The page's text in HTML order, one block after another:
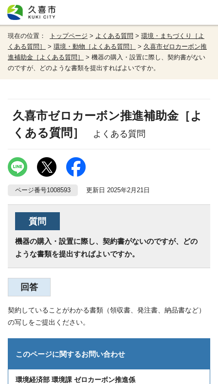
現在の位置： トップページ > よくある質問 > 環境・まちづくり［よ
くある質問］
> 環境・動物［よくある質問］ > 久喜市ゼロカーボン推
進補助金［よくある質問］
> 機器の購入・設置に際し、契約書がない
のですが、どのような書類を提出すればよいですか。
久喜市ゼロカーボン推進補助金［よ
くある質問］
よくある質問
ページ番号1008593 更新日 2025年2月21日
質問
機器の購入・設置に際し、契約書がないのですが、どの
ような書類を提出すればよいですか。
回答
契約していることがわかる書類（領収書、発注書、納品書など）
の写しをご提出ください。
このページに関するお問い合わせ
環境経済部 環境課 ゼロカーボン推進係